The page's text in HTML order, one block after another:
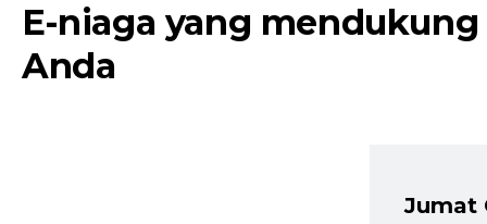
E-niaga yang mendukung
Anda
Jumat